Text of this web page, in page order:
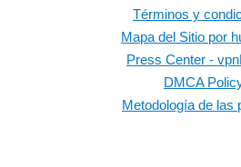
Términos y
Mapa del Sitio por
Press Center -
DMCA
Metodología de las